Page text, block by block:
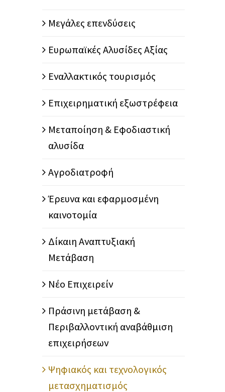
Μεγάλες επενδύσεις
Ευρωπαϊκές Αλυσίδες Αξίας
Εναλλακτικός τουρισμός
Επιχειρηματική εξωστρέφεια
Μεταποίηση & Εφοδιαστική
αλυσίδα
Αγροδιατροφή
Έρευνα και εφαρμοσμένη
καινοτομία
Δίκαιη Αναπτυξιακή
Μετάβαση
Νέο Επιχειρείν
Πράσινη μετάβαση &
Περιβαλλοντική αναβάθμιση
επιχειρήσεων
Ψηφιακός και τεχνολογικός
μετασχηματισμός